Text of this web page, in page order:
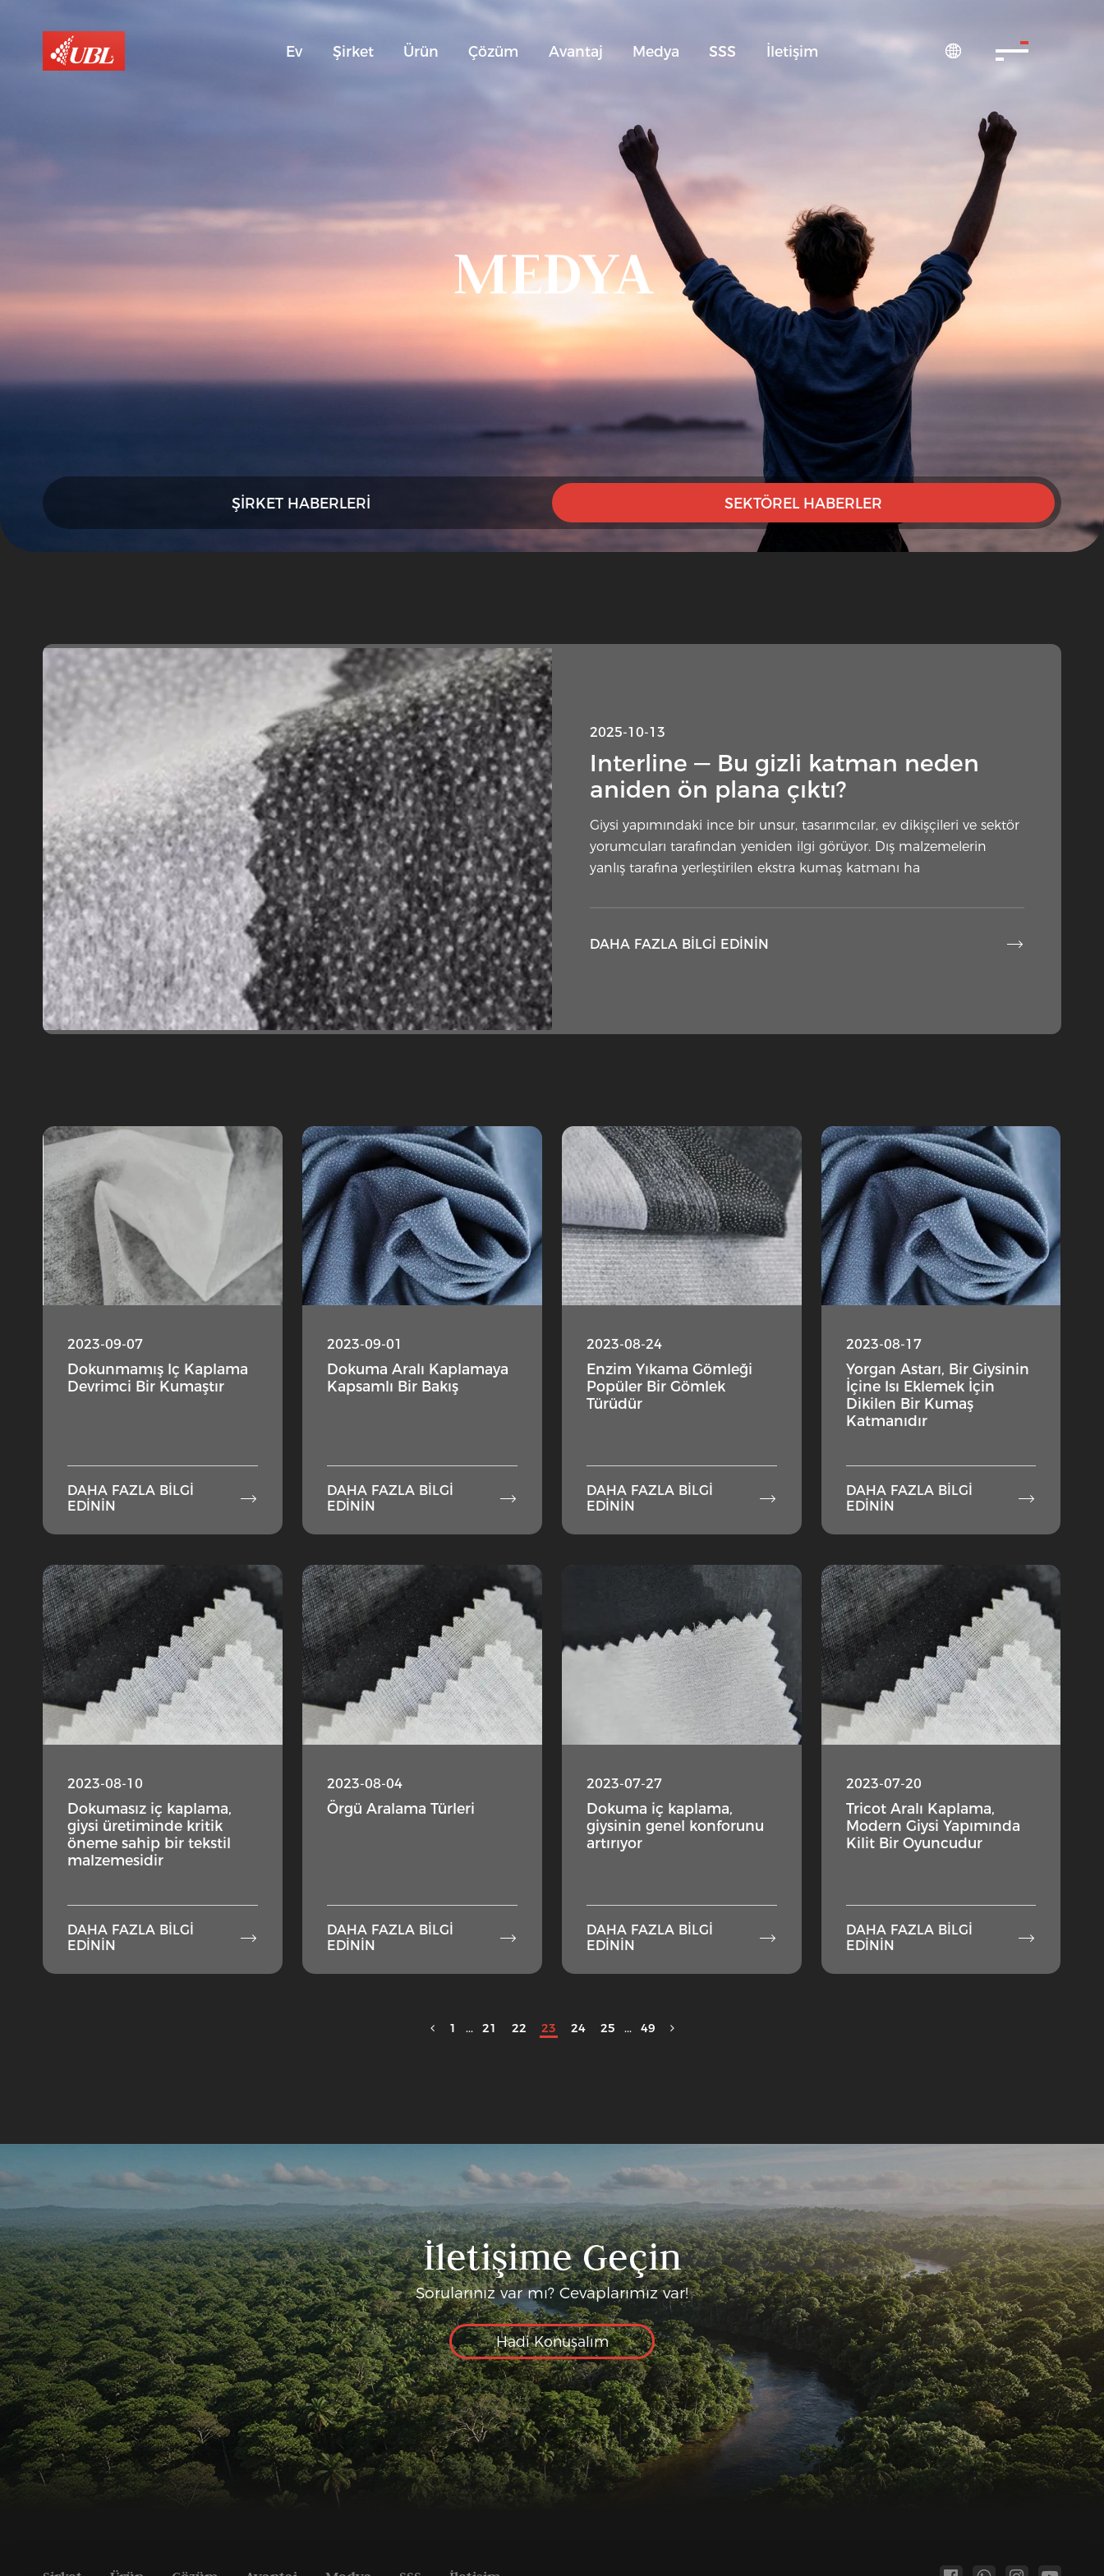
Ev Şirket Ürün Çözüm Avantaj Medya SSS İletişim 
MEDYA
ŞIRKET HABERLERI SEKTÖREL HABERLER
2025-10-13
Interline — Bu gizli katman neden
aniden ön plana çıktı?
Giysi yapımındaki ince bir unsur, tasarımcılar, ev dikişçileri ve sektör
yorumcuları tarafından yeniden ilgi görüyor. Dış malzemelerin
yanlış tarafına yerleştirilen ekstra kumaş katmanı ha
DAHA FAZLA BILGI EDININ 
2023-09-07
Dokunmamış Iç Kaplama
Devrimci Bir Kumaştır
DAHA FAZLA BILGI
EDININ

2023-09-01
Dokuma Aralı Kaplamaya
Kapsamlı Bir Bakış
DAHA FAZLA BILGI
EDININ

2023-08-24
Enzim Yıkama Gömleği
Popüler Bir Gömlek
Türüdür
DAHA FAZLA BILGI
EDININ

2023-08-17
Yorgan Astarı, Bir Giysinin
İçine Isı Eklemek İçin
Dikilen Bir Kumaş
Katmanıdır
DAHA FAZLA BILGI
EDININ

2023-08-10
Dokumasız iç kaplama,
giysi üretiminde kritik
öneme sahip bir tekstil
malzemesidir
DAHA FAZLA BILGI
EDININ

2023-08-04
Örgü Aralama Türleri
DAHA FAZLA BILGI
EDININ

2023-07-27
Dokuma iç kaplama,
giysinin genel konforunu
artırıyor
DAHA FAZLA BILGI
EDININ

2023-07-20
Tricot Aralı Kaplama,
Modern Giysi Yapımında
Kilit Bir Oyuncudur
DAHA FAZLA BILGI
EDININ

1 ... 21 22 23 24 25 ... 49
İletişime Geçin
Sorularınız var mı? Cevaplarımız var!
Hadi Konuşalım